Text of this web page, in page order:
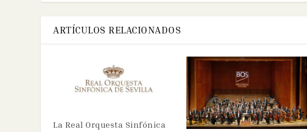
ARTÍCULOS RELACIONADOS
La Real Orquesta Sinfónica